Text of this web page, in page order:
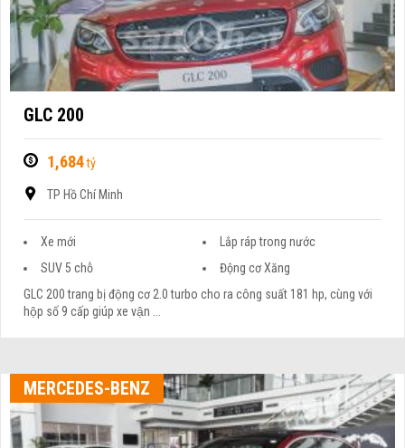
GLC 200
1,684tỷ
TP Hồ Chí Minh
Xe mới
Lắp ráp trong nước
SUV 5 chỗ
Động cơ Xăng
GLC 200 trang bị động cơ 2.0 turbo cho ra công suất 181 hp, cùng với
hộp số 9 cấp giúp xe vận ...
MERCEDES-BENZ